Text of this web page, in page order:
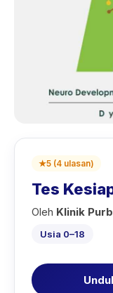
★5 (4 ulasan)
Tes
Oleh Klinik
Usia 0–18